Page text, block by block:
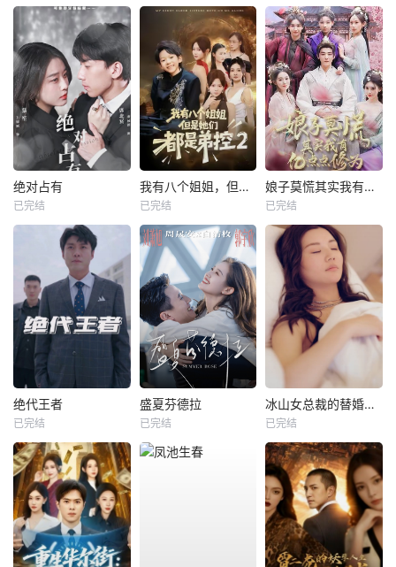
绝对占有
已完结
我有八个姐姐，但是他们都是弟控2
已完结
娘子莫慌其实我有亿点点修为
已完结
绝代王者
已完结
盛夏芬德拉
已完结
冰山女总裁的替婚兵王
已完结